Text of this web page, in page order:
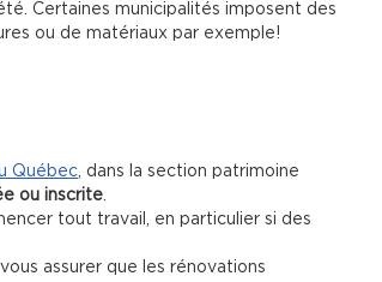
Certaines municipalités imposent des
ou de matériaux par exemple!
Québec, dans la section patrimoine
ou inscrite.
tout travail, en particulier si des
assurer que les rénovations